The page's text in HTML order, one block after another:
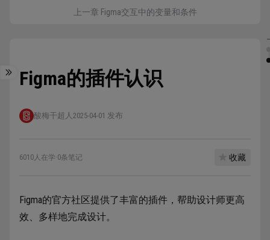
上一章 Figma交互中的变量和条件
Figma的插件认识
酸梅干超人 2025-04-01 发布
6010人在学·0条笔记 收藏
Figma的官方社区提供了丰富的插件，帮助设计师更高
效、多样地完成设计。